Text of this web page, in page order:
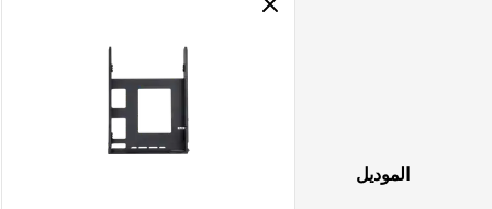
الموديل